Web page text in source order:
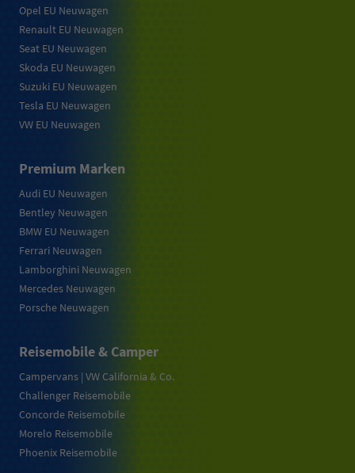
Opel EU Neuwagen
Renault EU Neuwagen
Seat EU Neuwagen
Skoda EU Neuwagen
Suzuki EU Neuwagen
Tesla EU Neuwagen
VW EU Neuwagen
Premium Marken
Audi EU Neuwagen
Bentley Neuwagen
BMW EU Neuwagen
Ferrari Neuwagen
Lamborghini Neuwagen
Mercedes Neuwagen
Porsche Neuwagen
Reisemobile & Camper
Campervans | VW California & Co.
Challenger Reisemobile
Concorde Reisemobile
Morelo Reisemobile
Phoenix Reisemobile